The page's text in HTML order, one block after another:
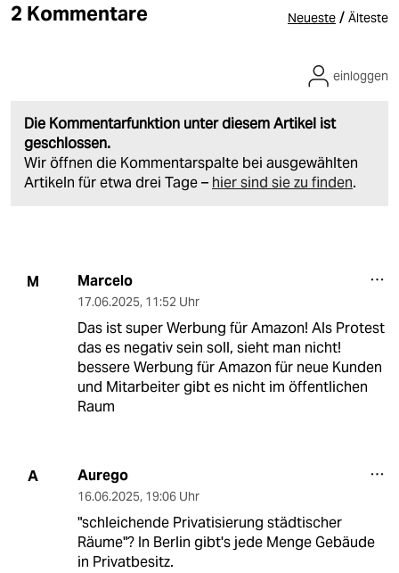
2 Kommentare Neueste / Älteste
Die Kommentarfunktion unter diesem Artikel ist
geschlossen.
Wir öffnen die Kommentarspalte bei ausgewählten
Artikeln für etwa drei Tage – hier sind sie zu finden.
einloggen
M Marcelo
17.06.2025, 11:52 Uhr
Das ist super Werbung für Amazon! Als Protest
das es negativ sein soll, sieht man nicht!
bessere Werbung für Amazon für neue Kunden
und Mitarbeiter gibt es nicht im öffentlichen
Raum
A Aurego
16.06.2025, 19:06 Uhr
"schleichende Privatisierung städtischer
Räume"? In Berlin gibt's jede Menge Gebäude
in Privatbesitz.